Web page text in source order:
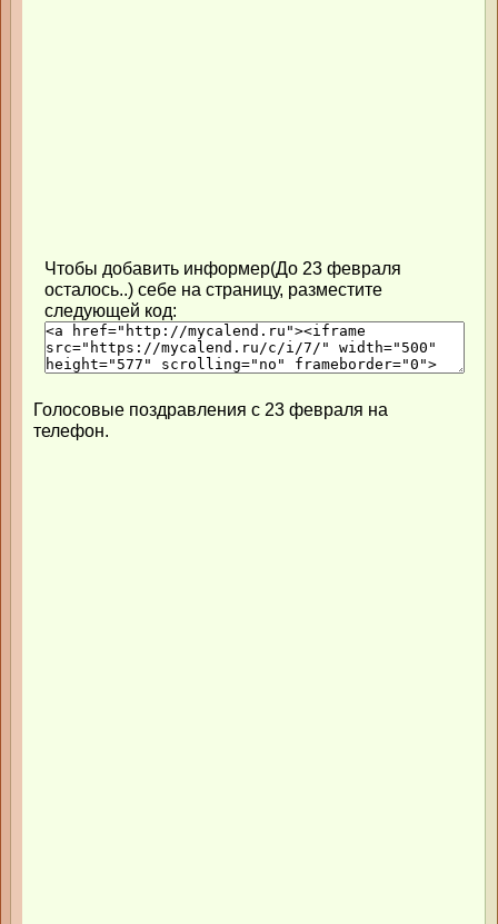
Чтобы добавить информер(До 23 февраля
осталось..) себе на страницу, разместите
следующей код:
Голосовые поздравления с 23 февраля на
телефон.